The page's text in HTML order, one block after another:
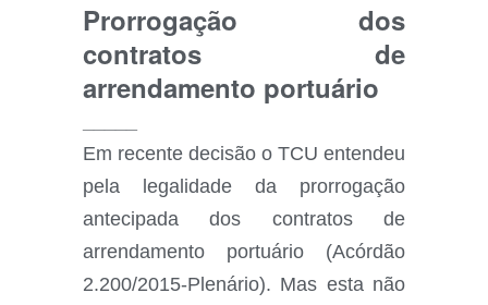
Prorrogação dos
contratos de
arrendamento portuário
Em recente decisão o TCU entendeu
pela legalidade da prorrogação
antecipada dos contratos de
arrendamento portuário (Acórdão
2.200/2015-Plenário). Mas esta não